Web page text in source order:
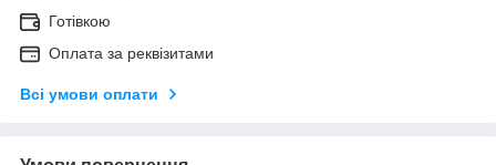
Готівкою
Оплата за реквізитами
Всі умови оплати